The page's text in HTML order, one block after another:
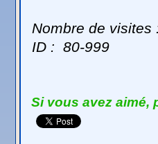
Nombre de visites
ID : 80-999
Si vous avez aimé,